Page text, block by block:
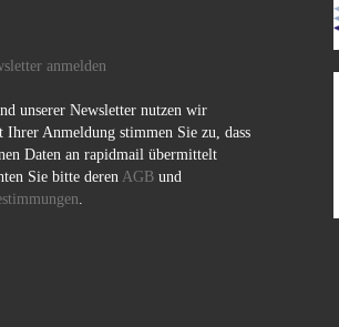
anmelden
unserer Newsletter nutzen wir
Anmeldung stimmen Sie zu, dass
Daten an rapidmail übermittelt
Sie bitte derenAGB und
.